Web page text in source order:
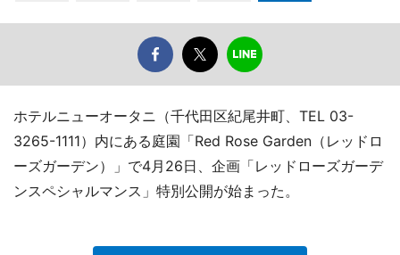
ホテルニューオータニ（千代田区紀尾井町、TEL 03-
3265-1111）内にある庭園「Red Rose Garden（レッドロ
ーズガーデン）」で4月26日、企画「レッドローズガーデ
ンスペシャルマンス」特別公開が始まった。